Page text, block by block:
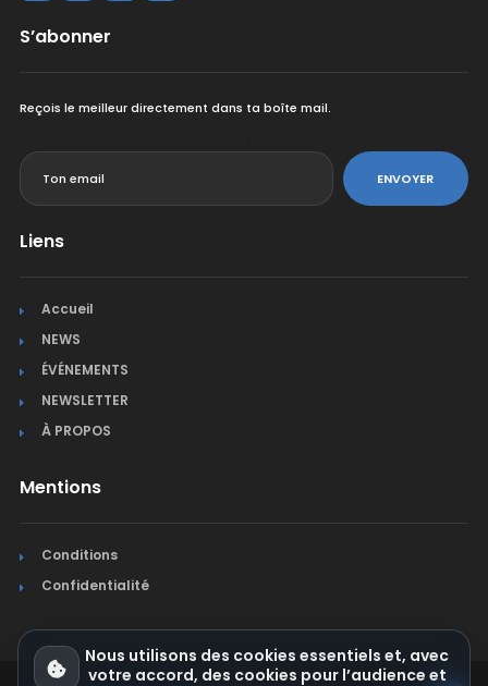
S’abonner
Reçois le meilleur directement dans ta boîte mail.
ENVOYER
Liens
Accueil
NEWS
ÉVÉNEMENTS
NEWSLETTER
À PROPOS
Mentions
Conditions
Confidentialité
Nous utilisons des cookies essentiels et, avec
votre accord, des cookies pour l’audience et